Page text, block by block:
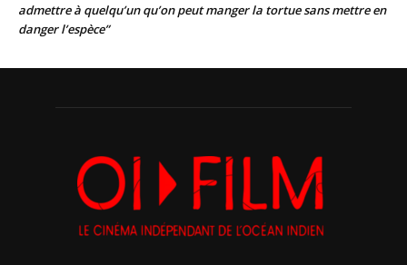
admettre à quelqu’un qu’on peut manger la tortue sans mettre en
danger l’espèce”